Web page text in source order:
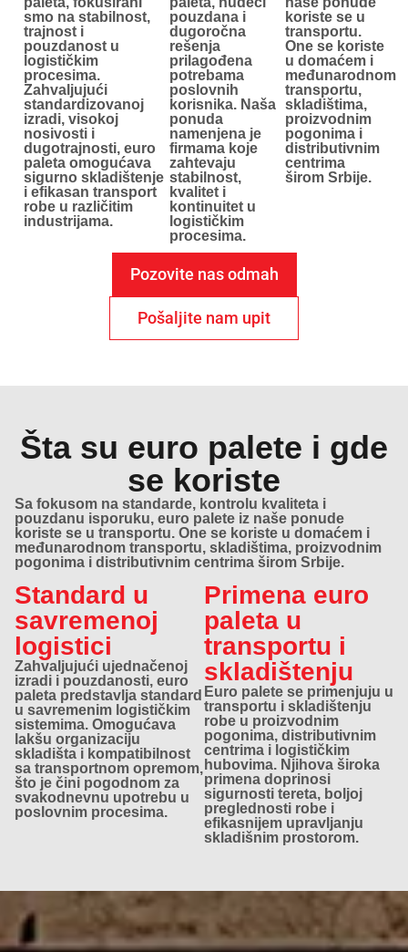
smo na stabilnost,
trajnost i
pouzdanost u
logističkim
procesima.
Zahvaljujući
standardizovanoj
izradi, visokoj
nosivosti i
dugotrajnosti, euro
paleta omogućava
sigurno skladištenje
i efikasan transport
robe u različitim
industrijama.
pouzdana i
dugoročna
rešenja
prilagođena
potrebama
poslovnih
korisnika. Naša
ponuda
namenjena je
firmama koje
zahtevaju
stabilnost,
kvalitet i
kontinuitet u
logističkim
procesima.
koriste se u
transportu.
One se koriste
u domaćem i
međunarodnom
transportu,
skladištima,
proizvodnim
pogonima i
distributivnim
centrima
širom Srbije.
Pozovite nas odmah
Pošaljite nam upit
Šta su euro palete i gde
se koriste
Sa fokusom na standarde, kontrolu kvaliteta i
pouzdanu isporuku, euro palete iz naše ponude
koriste se u transportu. One se koriste u domaćem i
međunarodnom transportu, skladištima, proizvodnim
pogonima i distributivnim centrima širom Srbije.
Standard u
savremenoj
logistici
Zahvaljujući ujednačenoj
izradi i pouzdanosti, euro
paleta predstavlja standard
u savremenim logističkim
sistemima. Omogućava
lakšu organizaciju
skladišta i kompatibilnost
sa transportnom opremom,
što je čini pogodnom za
svakodnevnu upotrebu u
poslovnim procesima.
Primena euro
paleta u
transportu i
skladištenju
Euro palete se primenjuju u
transportu i skladištenju
robe u proizvodnim
pogonima, distributivnim
centrima i logističkim
hubovima. Njihova široka
primena doprinosi
sigurnosti tereta, boljoj
preglednosti robe i
efikasnijem upravljanju
skladišnim prostorom.